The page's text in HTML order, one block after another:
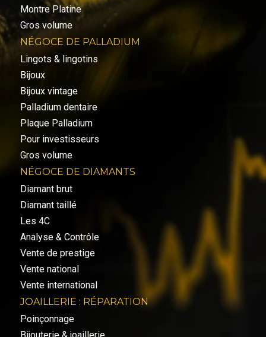
Montre Platine
Gros volume
NÉGOCE DE PALLADIUM
Lingots & lingotins
Bijoux
Bijoux vintage
Palladium dentaire
Plaque Palladium
Pour investisseurs
Gros volume
NÉGOCE DE DIAMANTS
Diamant brut
Diamant taillé
Les 4C
Analyse & Contrôle
Vente de prestige
Vente national
Vente international
JOAILLERIE : RÉPARATION
Poinçonnage